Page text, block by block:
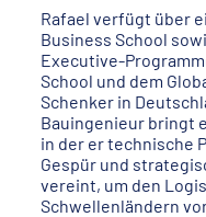
Rafael verfügt über
Business School
Executive-
School und dem
Schenker in
Bauingenieur bringt
in der er technische
Gespür und
vereint, um den
Schwellenländern